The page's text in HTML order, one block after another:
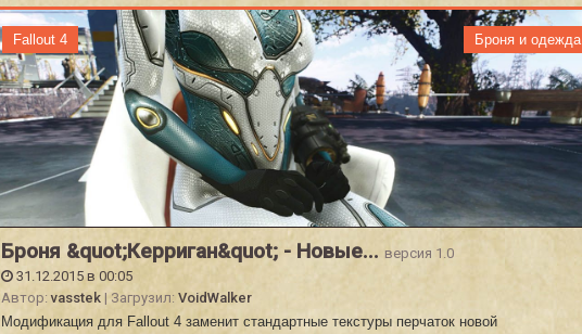
Fallout 4 Броня и одежда
Броня &quot;Керриган&quot; - Новые... версия 1.0
31.12.2015 в 00:05
Автор:vasstek | Загрузил: VoidWalker
Модификация для Fallout 4 заменит стандартные текстуры перчаток новой